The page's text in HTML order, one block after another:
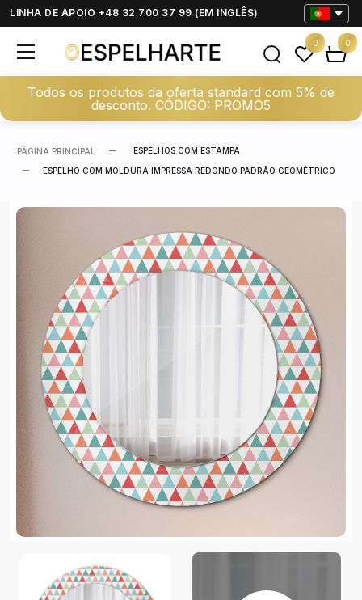
LINHA DE APOIO +48 32 700 37 99 (EM INGLÊS)
Todos os produtos da oferta standard com 5% de
desconto. CÓDIGO: PROMO5
0 0
PÁGINA PRINCIPAL ESPELHOS COM ESTAMPA
ESPELHO COM MOLDURA IMPRESSA REDONDO PADRÃO GEOMÉTRICO